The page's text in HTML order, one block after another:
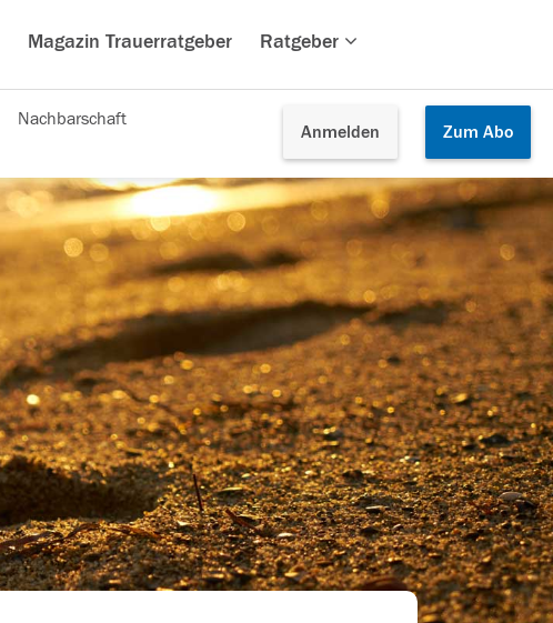
Magazin Trauerratgeber Ratgeber
Anmelden Zum Abo
Nachbarschaft